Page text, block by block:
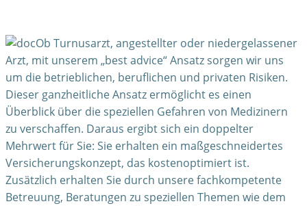
Ob Turnusarzt, angestellter oder niedergelassener
Arzt, mit unserem „best advice“ Ansatz sorgen wir uns
um die betrieblichen, beruflichen und privaten Risiken.
Dieser ganzheitliche Ansatz ermöglicht es einen
Überblick über die speziellen Gefahren von Medizinern
zu verschaffen. Daraus ergibt sich ein doppelter
Mehrwert für Sie: Sie erhalten ein maßgeschneidertes
Versicherungskonzept, das kostenoptimiert ist.
Zusätzlich erhalten Sie durch unsere fachkompetente
Betreuung, Beratungen zu speziellen Themen wie dem